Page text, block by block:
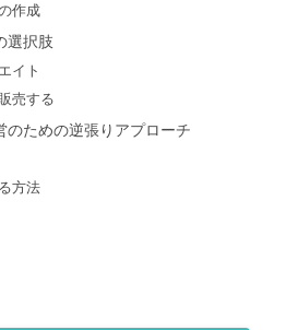
作成
選択肢
イト
売する
のための逆張りアプローチ
方法